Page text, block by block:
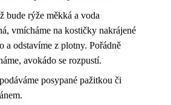
bude rýže měkká a voda
vmícháme na kostičky nakrájené
a odstavíme z plotny. Pořádně
avokádo se rozpustí.
posypané pažitkou či